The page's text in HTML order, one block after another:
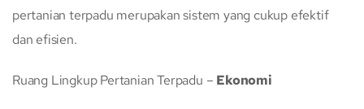
pertanian terpadu merupakan sistem yang cukup efektif
dan efisien.
Ruang Lingkup Pertanian Terpadu – Ekonomi